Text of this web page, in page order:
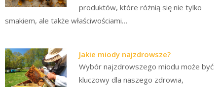
produktów, które różnią się nie tylko
smakiem, ale także właściwościami…
Jakie miody najzdrowsze?
Wybór najzdrowszego miodu może być
kluczowy dla naszego zdrowia,